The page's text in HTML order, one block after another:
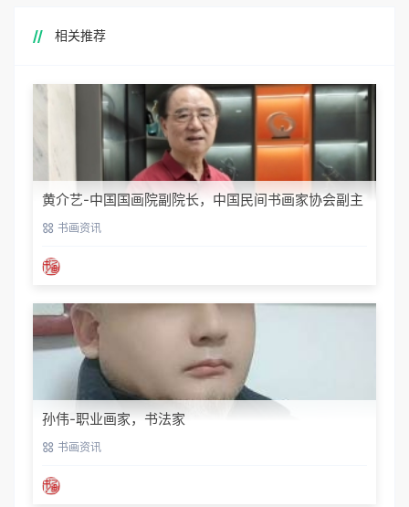
相关推荐
黄介艺-中国国画院副院长，中国民间书画家协会副主
席 书画资讯
孙伟-职业画家，书法家
书画资讯